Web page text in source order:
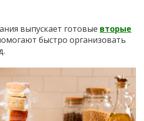
выпускает готовые вторые
быстро организовать